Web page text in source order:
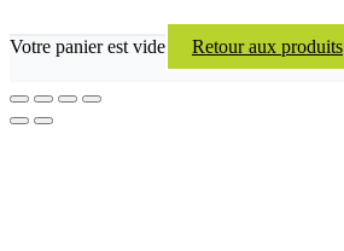
Votre panier est vide Retour aux produits